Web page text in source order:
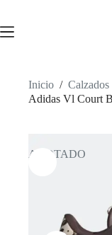
contenido
Inicio / Calzados
Adidas Vl Court
AGOTADO